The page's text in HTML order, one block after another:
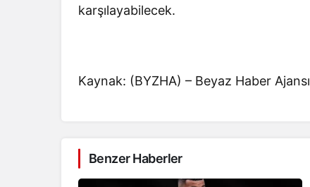
karşılayabilecek.
Kaynak: (BYZHA) – Beyaz Haber Ajansı
Benzer Haberler